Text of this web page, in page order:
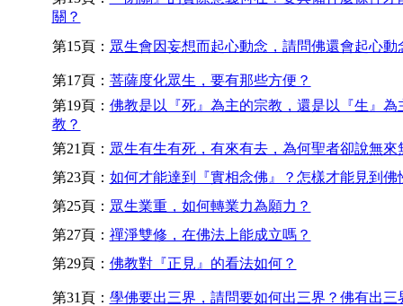
關？
第15頁： 眾生會因妄想而起心動念，請問佛還會起心動
第17頁： 菩薩度化眾生，要有那些方便？
第19頁： 佛教是以『死』為主的宗教，還是以『生』為
教？
第21頁： 眾生有生有死，有來有去，為何聖者卻說無來
第23頁： 如何才能達到『實相念佛』？怎樣才能見到佛
第25頁： 眾生業重，如何轉業力為願力？
第27頁： 禪淨雙修，在佛法上能成立嗎？
第29頁： 佛教對『正見』的看法如何？
第31頁： 學佛要出三界，請問要如何出三界？佛有出三